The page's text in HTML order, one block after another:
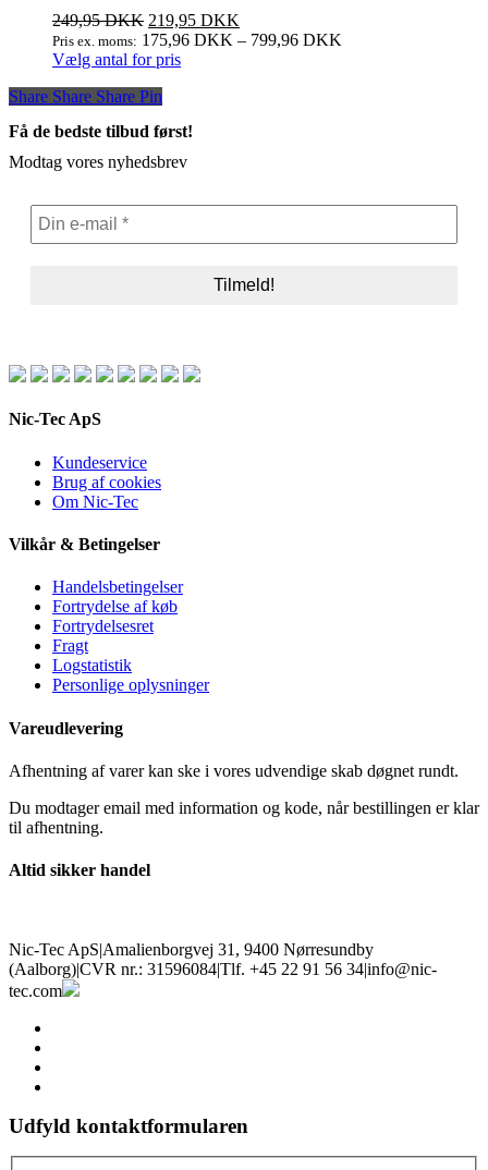
249,95DKK 219,95 DKK
Pris ex. moms: 175,96 DKK – 799,96 DKK
Vælg antal for prisDette
varianter.
Mulighederne
Share
Share Share Share Pin
Få de bedste tilbud først!
Modtag vores nyhedsbrev
Nic-Tec ApS
Kundeservice
Brug af cookies
Om Nic-Tec
Vilkår & Betingelser
Handelsbetingelser
Fortrydelse af køb
Fortrydelsesret
Fragt
Logstatistik
Personlige oplysninger
Vareudlevering
Afhentning af varer kan ske i vores udvendige skab døgnet rundt.
Du modtager email med information og kode, når bestillingen er klar
til afhentning.
Altid sikker handel
Nic-Tec ApS|Amalienborgvej 31, 9400 Nørresundby
(Aalborg)|CVR nr.: 31596084|Tlf. +45 22 91 56 34|info@nic-
tec.com
Udfyld kontaktformularen